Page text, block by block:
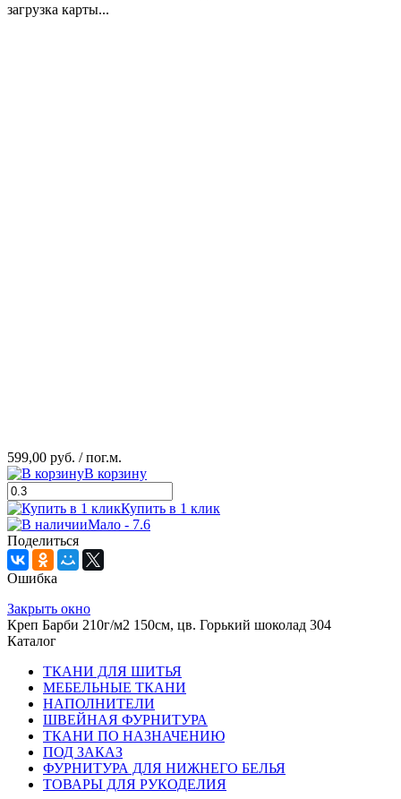
загрузка карты...
599,00 руб. / пог.м.
В корзину
Купить в 1 клик
Мало - 7.6
Поделиться
Ошибка
Закрыть окно
Креп Барби 210г/м2 150см, цв. Горький шоколад 304
Каталог
ТКАНИ ДЛЯ ШИТЬЯ
МЕБЕЛЬНЫЕ ТКАНИ
НАПОЛНИТЕЛИ
ШВЕЙНАЯ ФУРНИТУРА
ТКАНИ ПО НАЗНАЧЕНИЮ
ПОД ЗАКАЗ
ФУРНИТУРА ДЛЯ НИЖНЕГО БЕЛЬЯ
ТОВАРЫ ДЛЯ РУКОДЕЛИЯ